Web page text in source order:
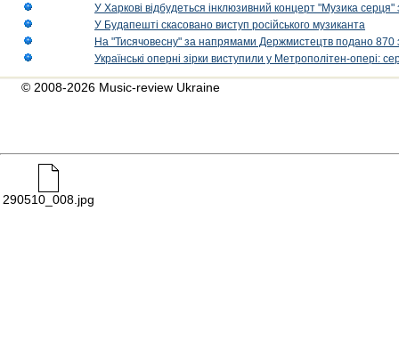
У Харкові відбудеться інклюзивний концерт "Музика
У Будапешті скасовано виступ російського музиканта
На "Тисячовесну" за напрямами Держмистецтв подано 870
Українські оперні зірки виступили у Метрополітен-опері:
© 2008-2026 Music-review Ukraine
290510_008.jpg